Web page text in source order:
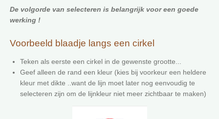
De volgorde van selecteren is belangrijk voor een goede
werking !
Voorbeeld blaadje langs een cirkel
Teken als eerste een cirkel in de gewenste grootte...
Geef alleen de rand een kleur (kies bij voorkeur een heldere
kleur met dikte ..want de lijn moet later nog eenvoudig te
selecteren zijn om de lijnkleur niet meer zichtbaar te maken)